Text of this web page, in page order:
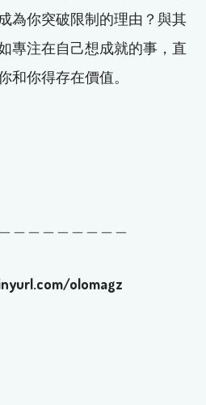
為你突破限制的理由？與其
專注在自己想成就的事，直
和你得存在價值。
olomagz